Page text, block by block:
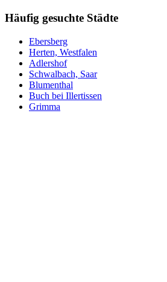
Häufig gesuchte Städte
Ebersberg
Herten, Westfalen
Adlershof
Schwalbach, Saar
Blumenthal
Buch bei Illertissen
Grimma